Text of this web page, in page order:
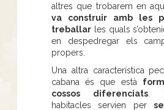
altres que trobarem en
va construir amb les
treballar les quals
en despedregar els
propers.
Una altra característica
cabana és que està
cossos diferenciats .
habitacles servien per